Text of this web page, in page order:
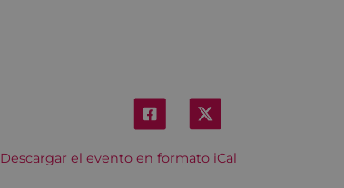
Descargar el evento en formato iCal